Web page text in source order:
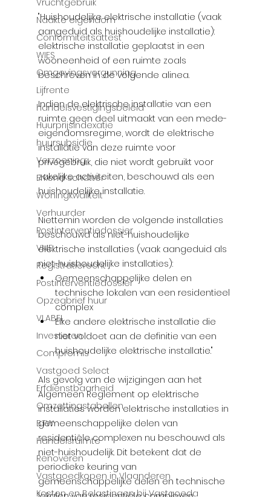
Naakte eigendom
Conformiteitsattest
WIES
Omgevingsvergunning
Lijfrente
handelsvestigingsbeleid
Huurprijsindexatie
huursubsidie
Verzoening
Erkend schatter
Woningkwaliteit
Verhuurder
Postinterventiedossier
VME
Registratierecht
Postinterventiedossier
Opzegbrief huur
VLABEL
Investeren
Compromis
Vastgoed Select
Erfdienstbaarheid
Omzettingstabellen
BTW
Handelsruimte
Renoveren
Vastgoedkopen in Vlaanderen
Kosten en Belastingen bij Vastgoeda
"Huishoudelijke elektrische installatie (vaak
aangeduid als huishoudelijke installatie):
elektrische installatie geplaatst in een
wooneenheid of een ruimte zoals
beschreven in de volgende alinea.
Indien de elektrische installatie van een
ruimte geen deel uitmaakt van een mede-
eigendomsregime, wordt de elektrische
installatie van deze ruimte voor
privégebruik, die niet wordt gebruikt voor
zakelijke activiteiten, beschouwd als een
huishoudelijke installatie.
Niettemin worden de volgende installaties
beschouwd als niet-huishoudelijke
elektrische installaties (vaak aangeduid als
niet-huishoudelijke installaties):
Gemeenschappelijke delen en
technische lokalen van een residentieel
complex
Elke andere elektrische installatie die
niet voldoet aan de definitie van een
huishoudelijke elektrische installatie."
Als gevolg van de wijzigingen aan het
Algemeen Reglement op elektrische
installaties worden elektrische installaties in
gemeenschappelijke delen van
residentiële complexen nu beschouwd als
niet-huishoudelijk. Dit betekent dat de
periodieke keuring van
gemeenschappelijke delen en technische